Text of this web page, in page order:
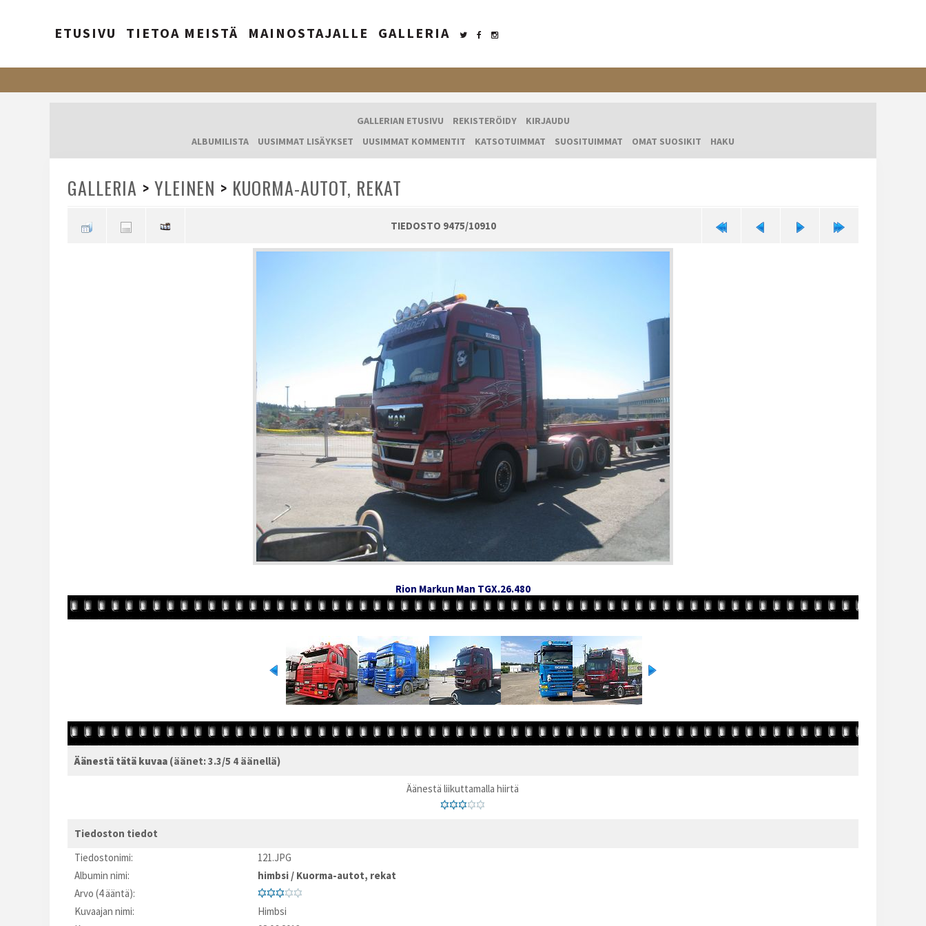
ETUSIVU TIETOA MEISTÄ MAINOSTAJALLE GALLERIA
GALLERIAN ETUSIVU REKISTERÖIDY
KIRJAUDU
ALBUMILISTA
UUSIMMAT LISÄYKSET UUSIMMAT KOMMENTIT KATSOTUIMMAT SUOSITUIMMAT OMAT SUOSIKIT HAKU
GALLERIA > YLEINEN > KUORMA-AUTOT, REKAT
TIEDOSTO 9475/10910
Rion Markun Man TGX.26.480
Äänestä tätä kuvaa (äänet: 3.3/5 4 äänellä)
Äänestä liikuttamalla hiirtä
Tiedoston tiedot
Tiedostonimi:
121.JPG
Albumin nimi:
himbsi / Kuorma-autot, rekat
Arvo (4 ääntä):
Kuvaajan nimi:
Himbsi